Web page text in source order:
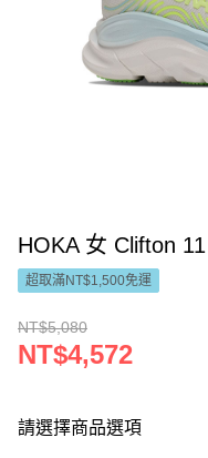
HOKA 女 Clifton
超取滿NT$1,500免運
NT$5,080
NT$4,572
請選擇商品選項